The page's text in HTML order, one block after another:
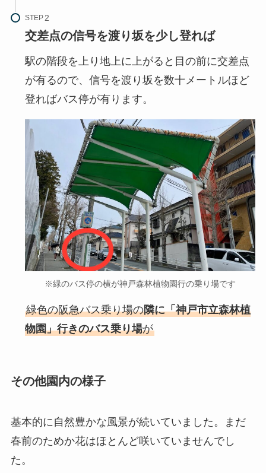
STEP
交差点の信号を渡り坂を少し登れば
駅の階段を上り地上に上がると目の前に交差点
が有るので、信号を渡り坂を数十メートルほど
登ればバス停が有ります。
※緑のバス停の横が神戸森林植物園行の乗り場です
緑色の阪急バス乗り場の隣に「神戸市立森林植
物園」行きのバス乗り場が
その他園内の様子
基本的に自然豊かな風景が続いていました。まだ
春前のためか花はほとんど咲いていませんでし
た。